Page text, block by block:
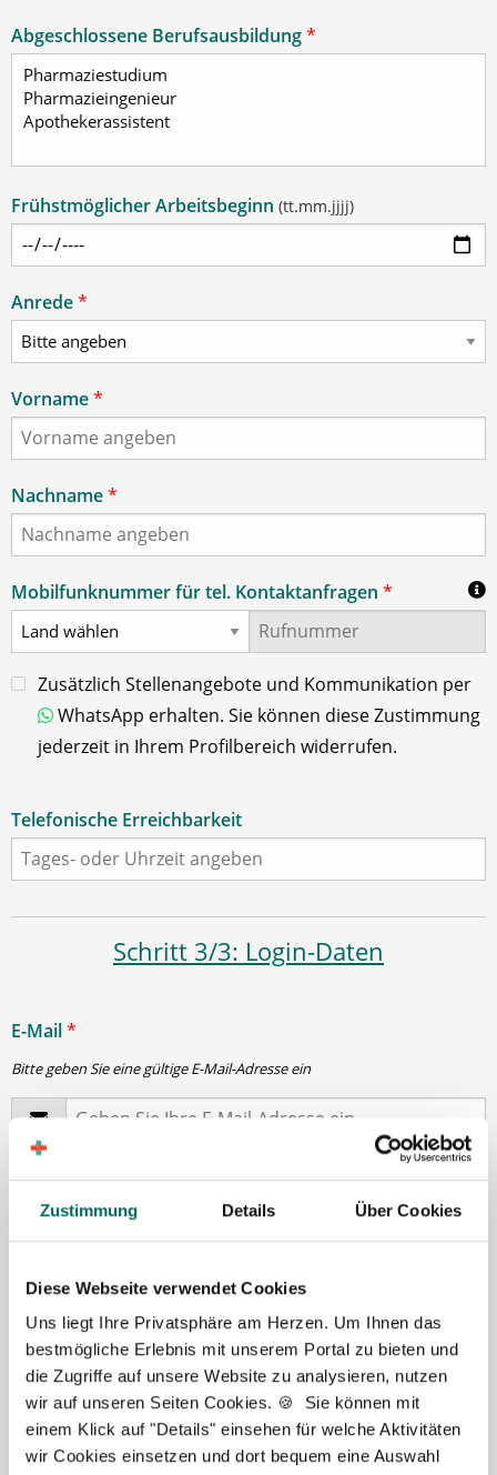
Zustimmung Details Über Cookies
Diese Webseite verwendet Cookies
Uns liegt Ihre Privatsphäre am Herzen. Um Ihnen das
bestmögliche Erlebnis mit unserem Portal zu bieten und
die Zugriffe auf unsere Website zu analysieren, nutzen
wir auf unseren Seiten Cookies. 🍪 Sie können mit
einem Klick auf "Details" einsehen für welche Aktivitäten
wir Cookies einsetzen und dort bequem eine Auswahl
Abgeschlossene Berufsausbildung*
Frühstmöglicher Arbeitsbeginn (tt.mm.jjjj)
Anrede*
Vorname*
Nachname*
Mobilfunknummer für tel. Kontaktanfragen *
Zusätzlich Stellenangebote und Kommunikation per
WhatsApp erhalten. Sie können diese Zustimmung
jederzeit in Ihrem Profilbereich widerrufen.
Telefonische Erreichbarkeit
Schritt 3/3: Login-Daten
E-Mail*
Bitte geben Sie eine gültige E-Mail-Adresse ein
Passwort*
min. 6 Zeichen
Ihre Angaben und Dokumente sind zu jeder Zeit
sicher. Niemand bis auf Sie und Ihre persönlichen
Betreuer haben Zugriff auf Ihre Daten.
Erst nach Ihrer Freigabezu einem konkreten
Stellenangebot leiten wir Ihre Daten an die von Ihnen
gewünschten Apotheken weiter.